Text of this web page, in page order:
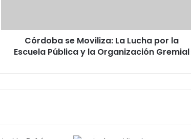
Pública
Gremial
Córdoba se Moviliza: La Lucha por la
Escuela Pública y la Organización Gremial